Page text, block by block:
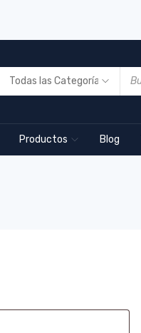
Productos Blog